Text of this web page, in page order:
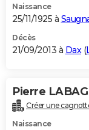
Naissance
25/11/1925 à
Décès
21/09/2013 à Dax (
Pierre
Créer une
Naissance